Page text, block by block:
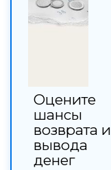
Оцените
шансы
возврата и
вывода
денег